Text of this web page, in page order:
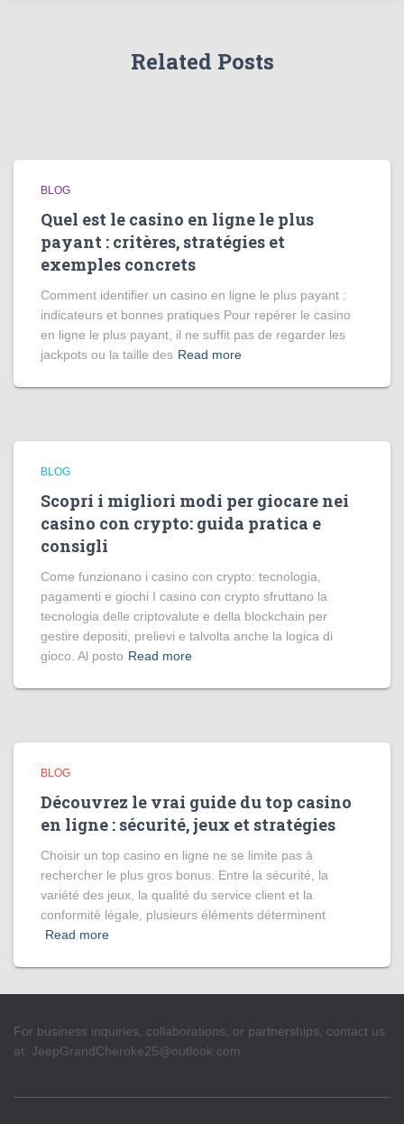
Related Posts
BLOG
Quel est le casino en ligne le plus
payant : critères, stratégies et
exemples concrets
Comment identifier un casino en ligne le plus payant :
indicateurs et bonnes pratiques Pour repérer le casino
en ligne le plus payant, il ne suffit pas de regarder les
jackpots ou la taille des Read more
BLOG
Scopri i migliori modi per giocare nei
casino con crypto: guida pratica e
consigli
Come funzionano i casino con crypto: tecnologia,
pagamenti e giochi I casino con crypto sfruttano la
tecnologia delle criptovalute e della blockchain per
gestire depositi, prelievi e talvolta anche la logica di
gioco. Al posto Read more
BLOG
Découvrez le vrai guide du top casino
en ligne : sécurité, jeux et stratégies
Choisir un top casino en ligne ne se limite pas à
rechercher le plus gros bonus. Entre la sécurité, la
variété des jeux, la qualité du service client et la
conformité légale, plusieurs éléments déterminent
Read more
For business inquiries, collaborations, or partnerships, contact us
at: JeepGrandCheroke25@outlook.com